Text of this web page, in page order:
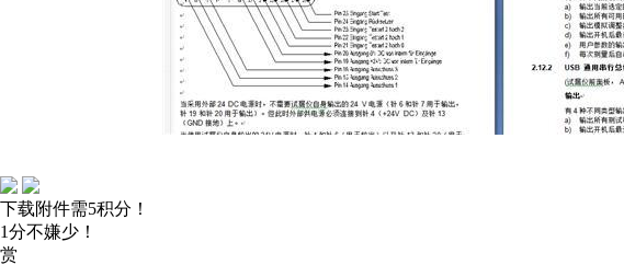
下载附件需5积分！
1分不嫌少！
赏